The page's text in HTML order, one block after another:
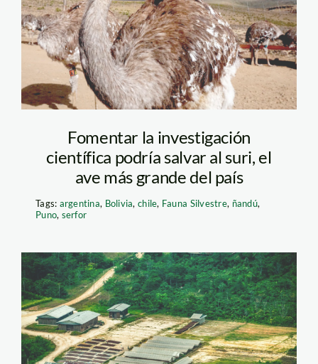
Fomentar la investigación
científica podría salvar al suri, el
ave más grande del país
Tags: argentina, Bolivia,chile, Fauna Silvestre, ñandú,
Puno, serfor